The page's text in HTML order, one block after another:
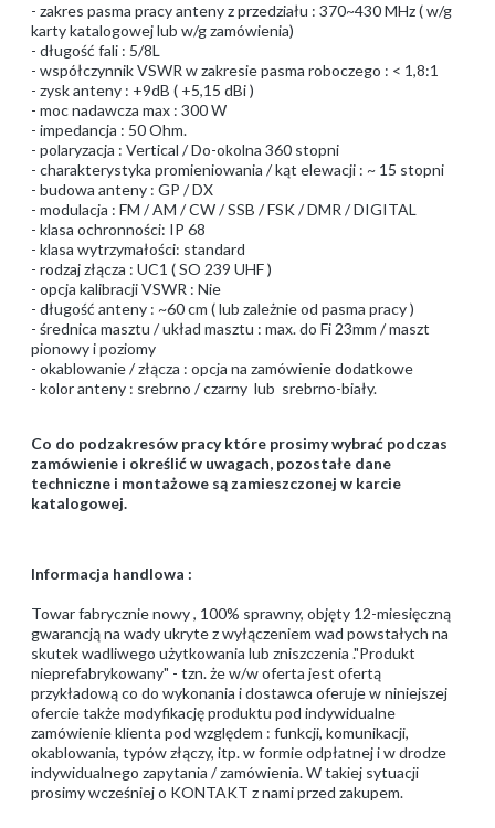
- zakres pasma pracy anteny z przedziału : 370~430 MHz ( w/g
karty katalogowej lub w/g zamówienia)
- długość fali : 5/8L
- współczynnik VSWR w zakresie pasma roboczego : < 1,8:1
- zysk anteny : +9dB ( +5,15 dBi )
- moc nadawcza max : 300 W
- impedancja : 50 Ohm.
- polaryzacja : Vertical / Do-okolna 360 stopni
- charakterystyka promieniowania / kąt elewacji : ~ 15 stopni
- budowa anteny : GP / DX
- modulacja : FM / AM / CW / SSB / FSK / DMR / DIGITAL
- klasa ochronności: IP 68
- klasa wytrzymałości: standard
- rodzaj złącza : UC1 ( SO 239 UHF )
- opcja kalibracji VSWR : Nie
- długość anteny : ~60 cm ( lub zależnie od pasma pracy )
- średnica masztu / układ masztu : max. do Fi 23mm / maszt
pionowy i poziomy
- okablowanie / złącza : opcja na zamówienie dodatkowe
- kolor anteny : srebrno / czarny lub srebrno-biały.
Co do podzakresów pracy które prosimy wybrać podczas
zamówienie i określić w uwagach, pozostałe dane
techniczne i montażowe są zamieszczonej w karcie
katalogowej.
Informacja handlowa :
Towar fabrycznie nowy , 100% sprawny, objęty 12-miesięczną
gwarancją na wady ukryte z wyłączeniem wad powstałych na
skutek wadliwego użytkowania lub zniszczenia ."Produkt
nieprefabrykowany" - tzn. że w/w oferta jest ofertą
przykładową co do wykonania i dostawca oferuje w niniejszej
ofercie także modyfikację produktu pod indywidualne
zamówienie klienta pod względem : funkcji, komunikacji,
okablowania, typów złączy, itp. w formie odpłatnej i w drodze
indywidualnego zapytania / zamówienia. W takiej sytuacji
prosimy wcześniej o KONTAKT z nami przed zakupem.